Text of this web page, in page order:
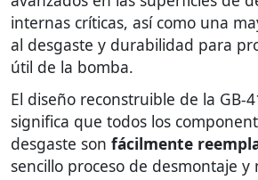
internas críticas, así como una
al desgaste y durabilidad para
útil de la bomba.
El diseño reconstruible de la GB-
significa que todos los
desgaste son fácilmente
sencillo proceso de desmontaje y